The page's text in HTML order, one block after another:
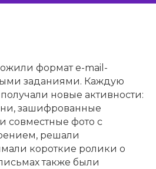
формат e-mail-
заданиями. Каждую
новые активности:
зашифрованные
совместные фото с
решали
короткие ролики о
также были